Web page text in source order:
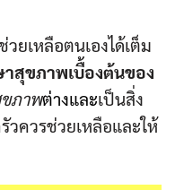
เหลือตนเองได้เต็ม
าสุขภาพเบื้องต้นของ
ภาพต่างและเป็นสิ่ง
ควรช่วยเหลือและให้